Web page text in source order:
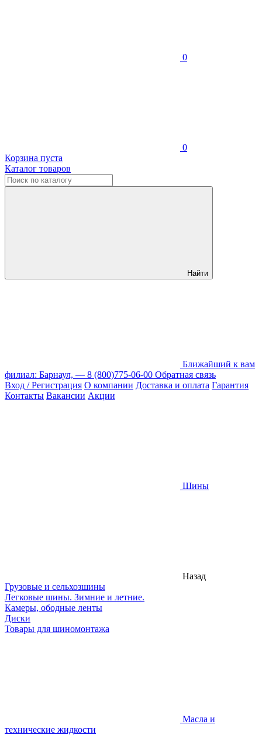
0
0
Корзина пуста
Каталог товаров
Найти
Ближайший к вам
филиал: Барнаул, — 8 (800)775-06-00 Обратная связь
Вход / Регистрация О компании Доставка и оплата Гарантия
Контакты Вакансии Акции
Шины
Назад
Грузовые и сельхозшины
Легковые шины. Зимние и летние.
Камеры, ободные ленты
Диски
Товары для шиномонтажа
Масла и
технические жидкости